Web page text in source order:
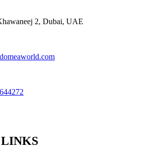
2, Dubai, UAE
LINKS